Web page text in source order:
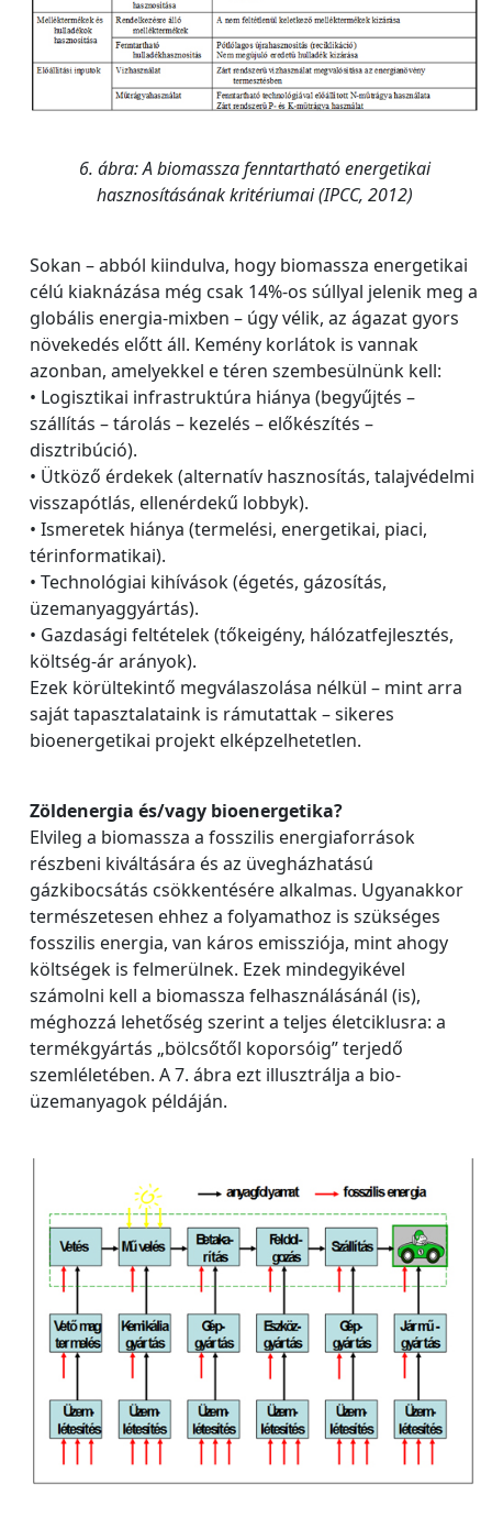
6. ábra: A biomassza fenntartható energetikai
hasznosításának kritériumai (IPCC, 2012)
Sokan – abból kiindulva, hogy biomassza energetikai
célú kiaknázása még csak 14%-os súllyal jelenik meg a
globális energia-mixben – úgy vélik, az ágazat gyors
növekedés előtt áll. Kemény korlátok is vannak
azonban, amelyekkel e téren szembesülnünk kell:
• Logisztikai infrastruktúra hiánya (begyűjtés –
szállítás – tárolás – kezelés – előkészítés –
disztribúció).
• Ütköző érdekek (alternatív hasznosítás, talajvédelmi
visszapótlás, ellenérdekű lobbyk).
• Ismeretek hiánya (termelési, energetikai, piaci,
térinformatikai).
• Technológiai kihívások (égetés, gázosítás,
üzemanyaggyártás).
• Gazdasági feltételek (tőkeigény, hálózatfejlesztés,
költség-ár arányok).
Ezek körültekintő megválaszolása nélkül – mint arra
saját tapasztalataink is rámutattak – sikeres
bioenergetikai projekt elképzelhetetlen.
Zöldenergia és/vagy bioenergetika?
Elvileg a biomassza a fosszilis energiaforrások
részbeni kiváltására és az üvegházhatású
gázkibocsátás csökkentésére alkalmas. Ugyanakkor
természetesen ehhez a folyamathoz is szükséges
fosszilis energia, van káros emissziója, mint ahogy
költségek is felmerülnek. Ezek mindegyikével
számolni kell a biomassza felhasználásánál (is),
méghozzá lehetőség szerint a teljes életciklusra: a
termékgyártás „bölcsőtől koporsóig” terjedő
szemléletében. A 7. ábra ezt illusztrálja a bio-
üzemanyagok példáján.